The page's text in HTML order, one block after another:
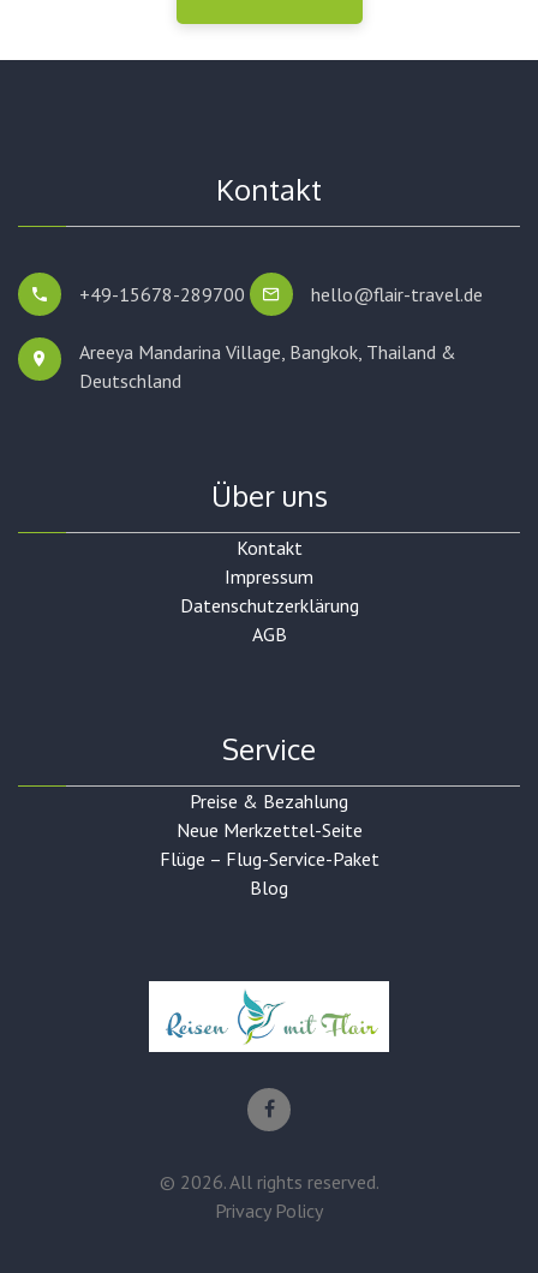
Kontakt
+49-15678-289700 hello@flair-travel.de
Areeya Mandarina Village, Bangkok, Thailand &
Deutschland
Über uns
Kontakt
Impressum
Datenschutzerklärung
AGB
Service
Preise & Bezahlung
Neue Merkzettel-Seite
Flüge – Flug-Service-Paket
Blog
© 2026. All rights reserved.
Privacy Policy